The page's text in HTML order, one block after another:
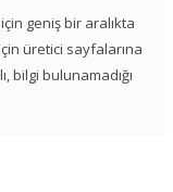
geniş bir aralıkta
üretici sayfalarına
bilgi bulunamadığı